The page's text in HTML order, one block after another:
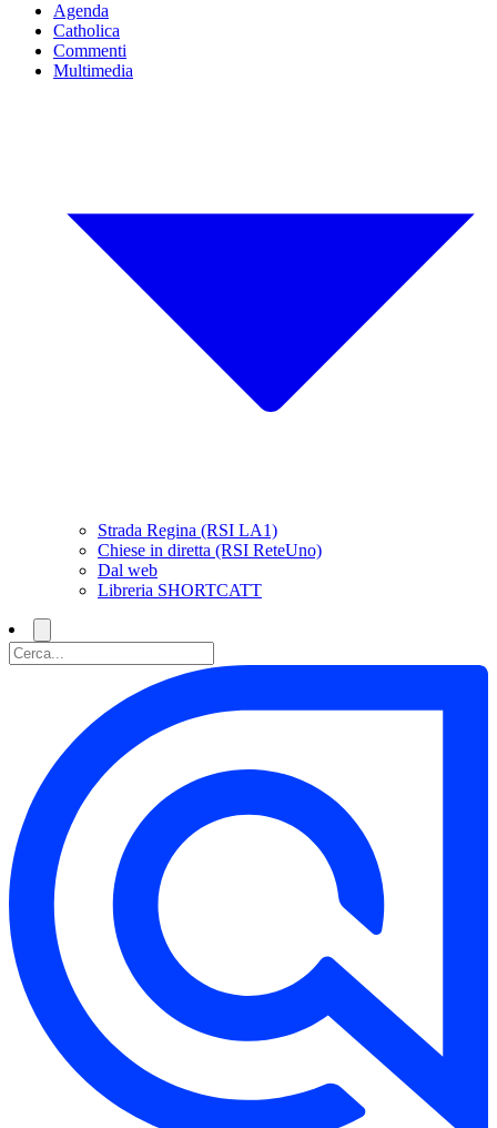
Agenda
Catholica
Commenti
Multimedia
Strada Regina (RSI LA1)
Chiese in diretta (RSI ReteUno)
Dal web
Libreria SHORTCATT